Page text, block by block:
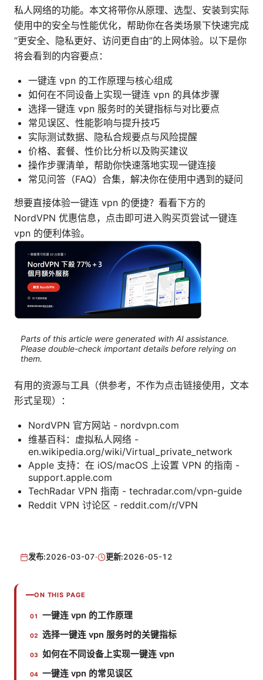
私人网络的功能。本文将带你从原理、选型、安装到实际
使用中的安全与性能优化，帮助你在各类场景下快速完成
“更安全、隐私更好、访问更自由”的上网体验。以下是你
将会看到的内容要点：
一键连 vpn 的工作原理与核心组成
如何在不同设备上实现一键连 vpn 的具体步骤
选择一键连 vpn 服务时的关键指标与对比要点
常见误区、性能影响与提升技巧
实际测试数据、隐私合规要点与风险提醒
价格、套餐、性价比分析以及购买建议
操作步骤清单，帮助你快速落地实现一键连接
常见问答（FAQ）合集，解决你在使用中遇到的疑问
想要直接体验一键连 vpn 的便捷？看看下方的
NordVPN 优惠信息，点击即可进入购买页尝试一键连
vpn 的便利体验。
Parts of this article were generated with AI assistance.
Please double-check important details before relying on
them.
有用的资源与工具（供参考，不作为点击链接使用，文本
形式呈现）：
NordVPN 官方网站 - nordvpn.com
维基百科：虚拟私人网络 -
en.wikipedia.org/wiki/Virtual_private_network
Apple 支持：在 iOS/macOS 上设置 VPN 的指南 -
support.apple.com
TechRadar VPN 指南 - techradar.com/vpn-guide
Reddit VPN 讨论区 - reddit.com/r/VPN
发布:2026-03-07· 更新:2026-05-12
ON THIS PAGE
一键连 vpn 的工作原理
选择一键连 vpn 服务时的关键指标
如何在不同设备上实现一键连 vpn
一键连 vpn 的常见误区